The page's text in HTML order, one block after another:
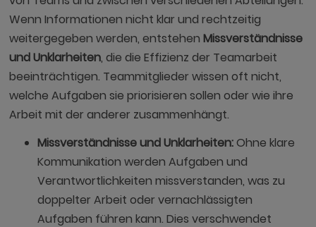
Wenn Informationen nicht klar und rechtzeitig
weitergegeben werden, entstehen Missverständnisse
und Unklarheiten, die die Effizienz der Teamarbeit
beeinträchtigen. Teammitglieder wissen oft nicht,
welche Aufgaben sie priorisieren sollen oder wie ihre
Arbeit mit der anderer zusammenhängt.
Missverständnisse und Unklarheiten:Ohne klare
Kommunikation werden Aufgaben und
Verantwortlichkeiten missverstanden, was zu
doppelter Arbeit oder vernachlässigten
Aufgaben führen kann. Dies verschwendet